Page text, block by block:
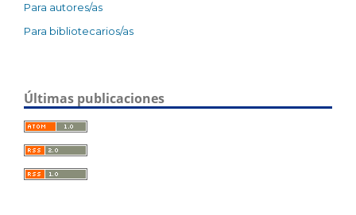
Para autores/as
Para bibliotecarios/as
Últimas publicaciones